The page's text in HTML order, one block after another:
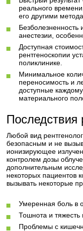
реального
его другими
Безболезненность
анестезии,
Доступная
рентгеноскопии
поликлинике.
Минимальное
переносимость и
доступные
материального
Последствия
Любой вид
безопасным и не
ионизирующее
контролем дозы
дополнительным
некоторых пациентов
вызывать некоторые
Умеренная боль в
Тошнота и тяжесть
Проблемы с